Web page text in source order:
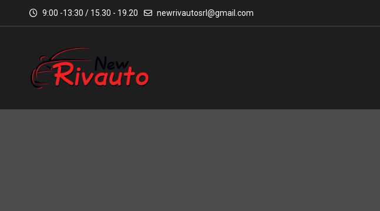
9:00 -13:30 / 15.30 - 19.20 newrivautosrl@gmail.com